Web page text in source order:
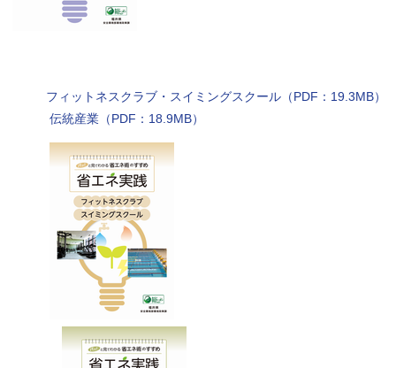
フィットネスクラブ・スイミングスクール（PDF：19.3MB）
伝統産業（PDF：18.9MB）